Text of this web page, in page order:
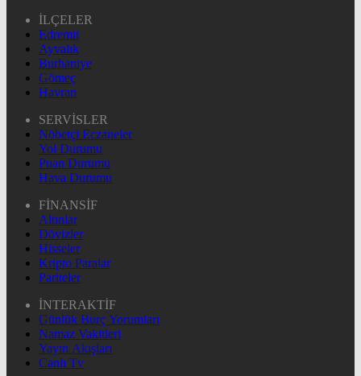
İLÇELER
Edremit
Ayvalık
Burhaniye
Gömeç
Havran
SERVİSLER
Nöbetçi Eczaneler
Yol Durumu
Puan Durumu
Hava Durumu
FİNANSİF
Altınlar
Dövizler
Hisseler
Kripto Paralar
Pariteler
İNTERAKTİF
Günlük Burç Yorumları
Namaz Vakitleri
Yayın Akışları
Canlı Tv